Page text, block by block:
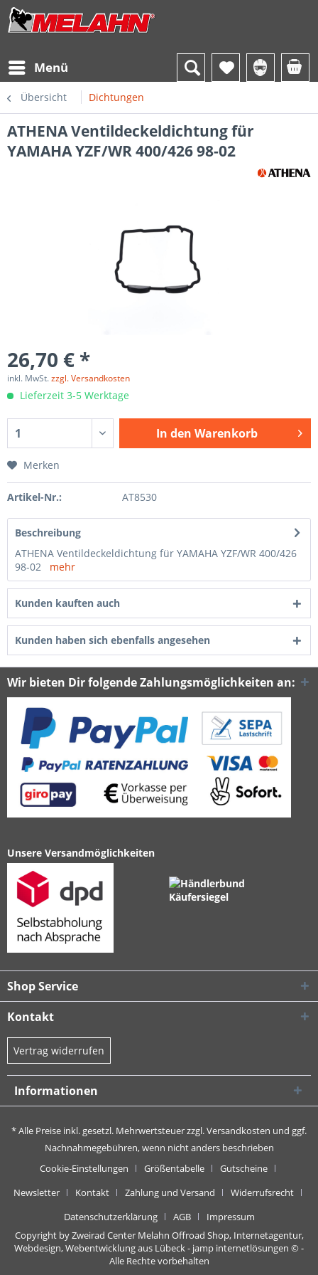
Menü
Übersicht Dichtungen
ATHENA Ventildeckeldichtung für
YAMAHA YZF/WR 400/426 98-02
26,70 € *
inkl. MwSt.zzgl. Versandkosten
Lieferzeit 3-5 Werktage
In den Warenkorb
Merken
Artikel-Nr.: AT8530
Beschreibung
ATHENA Ventildeckeldichtung für YAMAHA YZF/WR 400/426
98-02 mehr
Kunden kauften auch
Kunden haben sich ebenfalls angesehen
Wir bieten Dir folgende Zahlungsmöglichkeiten an:
Unsere Versandmöglichkeiten
Shop Service
Kontakt
Vertrag widerrufen
Informationen
* Alle Preise inkl. gesetzl. Mehrwertsteuer zzgl.Versandkosten und ggf.
Nachnahmegebühren, wenn nicht anders beschrieben
Cookie-Einstellungen
Größentabelle
Gutscheine
Newsletter
Kontakt Zahlung und Versand
Widerrufsrecht
Datenschutzerklärung
AGB
Impressum
Copyright by Zweirad Center Melahn Offroad Shop, Internetagentur,
Webdesign, Webentwicklung aus Lübeck - jamp internetlösungen © -
Alle Rechte vorbehalten